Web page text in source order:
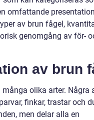
omfattande
av brun fågel,
genomgång av för-
av brun
olika arter. Några
finkar, trastar och
men delar alla en